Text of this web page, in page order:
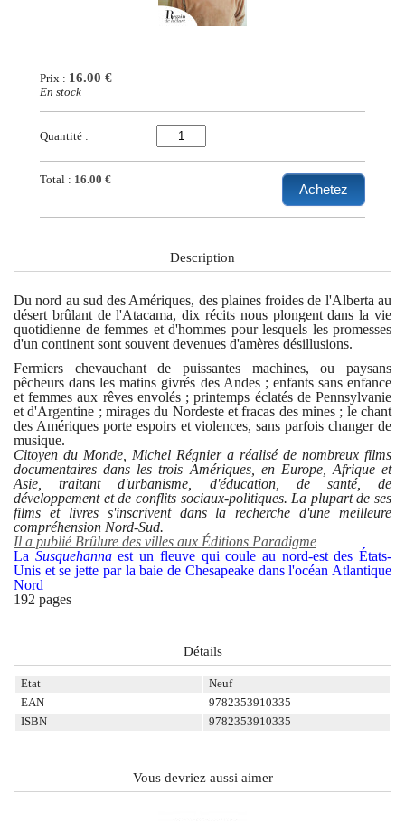
Prix : 16.00 €
En stock
Quantité :
Achetez
Total : 16.00 €
Description
Du nord au sud des Amériques, des plaines froides de l'Alberta au
désert brûlant de l'Atacama, dix récits nous plongent dans la vie
quotidienne de femmes et d'hommes pour lesquels les promesses
d'un continent sont souvent devenues d'amères désillusions.
Fermiers chevauchant de puissantes machines, ou paysans
pêcheurs dans les matins givrés des Andes ; enfants sans enfance
et femmes aux rêves envolés ; printemps éclatés de Pennsylvanie
et d'Argentine ; mirages du Nordeste et fracas des mines ; le chant
des Amériques porte espoirs et violences, sans parfois changer de
musique.
Citoyen du Monde, Michel Régnier a réalisé de nombreux films
documentaires dans les trois Amériques, en Europe, Afrique et
Asie, traitant d'urbanisme, d'éducation, de santé, de
développement et de conflits sociaux-politiques. La plupart de ses
films et livres s'inscrivent dans la recherche d'une meilleure
compréhension Nord-Sud.
Il a publié Brûlure des villes aux Éditions Paradigme
La Susquehannaest un fleuve qui coule au nord-est des États-
Unis et se jette par la baie de Chesapeake dans l'océan Atlantique
Nord
192 pages
Détails
Etat
Neuf
EAN
9782353910335
ISBN
9782353910335
Vous devriez aussi aimer